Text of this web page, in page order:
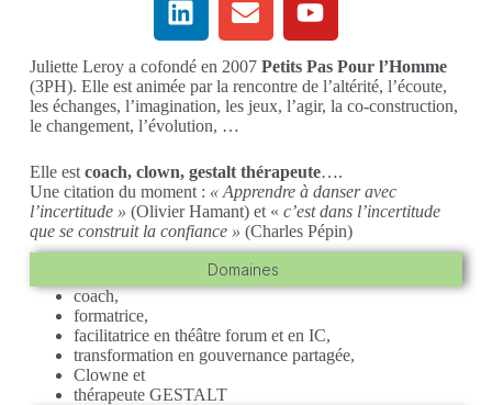
Juliette Leroy a cofondé en 2007 Petits Pas Pour l’Homme
(3PH). Elle est animée par la rencontre de l’altérité, l’écoute,
les échanges, l’imagination, les jeux, l’agir, la co-construction,
le changement, l’évolution, …
Elle est coach, clown, gestalt thérapeute….
Une citation du moment : « Apprendre à danser avec
l’incertitude » (Olivier Hamant) et « c’est dans l’incertitude
que se construit la confiance » (Charles Pépin)
Domaines
coach,
formatrice,
facilitatrice en théâtre forum et en IC,
transformation en gouvernance partagée,
Clowne et
thérapeute GESTALT